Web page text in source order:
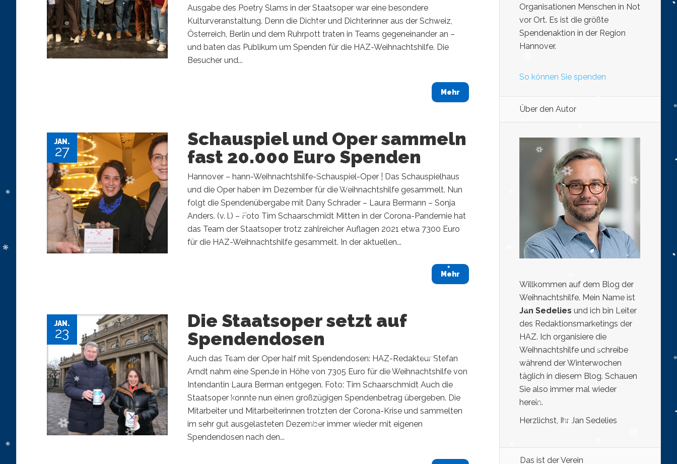
Ausgabe des Poetry Slams in der Staatsoper war eine besondere
Kulturveranstaltung. Denn die Dichter und Dichterinner aus der Schweiz,
Österreich, Berlin und dem Ruhrpott traten in Teams gegeneinander an –
und baten das Publikum um Spenden für die HAZ-Weihnachtshilfe. Die
Besucher und...
Mehr
JAN.
27
Schauspiel und Oper sammeln
fast 20.000 Euro Spenden
Hannover – hann-Weihnachtshilfe-Schauspiel-Oper | Das Schauspielhaus
und die Oper haben im Dezember für die Weihnachtshilfe gesammelt. Nun
folgt die Spendenübergabe mit Dany Schrader – Laura Bermann – Sonja
Anders. (v. l.) – Foto Tim Schaarschmidt Mitten in der Corona-Pandemie hat
das Team der Staatsoper trotz zahlreicher Auflagen 2021 etwa 7300 Euro
für die HAZ-Weihnachtshilfe gesammelt. In der aktuellen...
Mehr
JAN.
23
Die Staatsoper setzt auf
Spendendosen
Auch das Team der Oper half mit Spendendosen: HAZ-Redakteur Stefan
Arndt nahm eine Spende in Höhe von 7305 Euro für die Weihnachtshilfe von
Intendantin Laura Berman entgegen. Foto: Tim Schaarschmidt Auch die
Staatsoper konnte nun einen großzügigen Spendenbetrag übergeben. Die
Mitarbeiter und Mitarbeiterinnen trotzten der Corona-Krise und sammelten
im sehr gut ausgelasteten Dezember immer wieder mit eigenen
Spendendosen nach den...
Organisationen Menschen in Not
vor Ort. Es ist die größte
Spendenaktion in der Region
Hannover.
So können Sie spenden
Über den Autor
Willkommen auf dem Blog der
Weihnachtshilfe. Mein Name ist
Jan Sedelies und ich bin Leiter
des Redaktionsmarketings der
HAZ. Ich organisiere die
Weihnachtshilfe und schreibe
während der Winterwochen
täglich in diesem Blog. Schauen
Sie also immer mal wieder
herein.
Herzlichst, Ihr Jan Sedelies
Das ist der Verein